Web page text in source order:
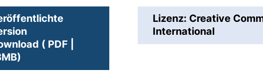
( PDF |
Lizenz: Creative
International